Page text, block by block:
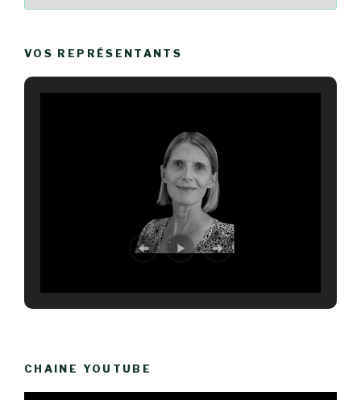
VOS REPRÉSENTANTS
CHAINE YOUTUBE